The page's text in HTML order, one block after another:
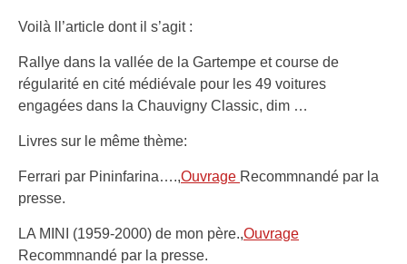
Voilà ll’article dont il s’agit :
Rallye dans la vallée de la Gartempe et course de
régularité en cité médiévale pour les 49 voitures
engagées dans la Chauvigny Classic, dim …
Livres sur le même thème:
Ferrari par Pininfarina….,Ouvrage Recommnandé par la
presse.
LA MINI (1959-2000) de mon père.,Ouvrage
Recommnandé par la presse.